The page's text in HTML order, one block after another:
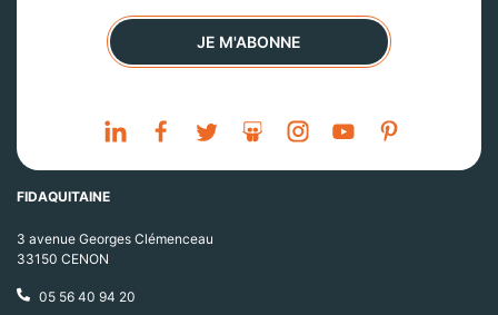
JE M'ABONNE
FIDAQUITAINE
3 avenue Georges Clémenceau
33150 CENON
05 56 40 94 20